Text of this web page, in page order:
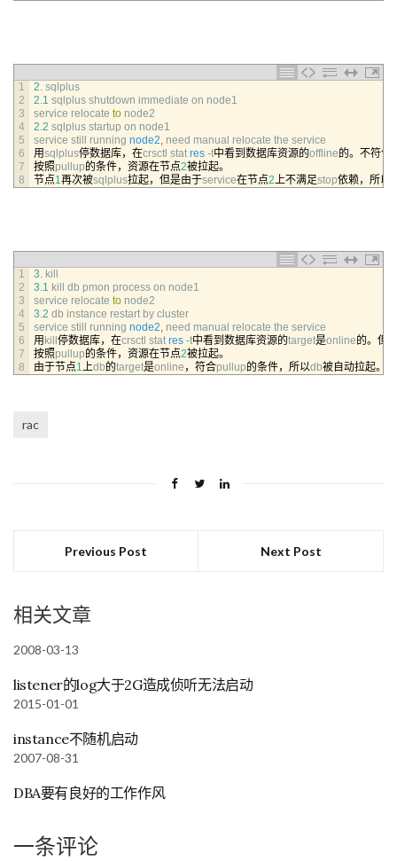
1
2
3
4
5
6
7
8
2. sqlplus
2.1 sqlplus shutdown immediate on node1
service relocate to node2
2.2 sqlplus startup on node1
service still running node2, need manual relocate the service
用sqlplus停数据库，在crsctl stat res -t中看到数据库资源的offline的。不符合
按照pullup的条件，资源在节点2被拉起。
节点1再次被sqlplus拉起，但是由于service在节点2上不满足stop依赖，所以
1
2
3
4
5
6
7
8
3. kill
3.1 kill db pmon process on node1
service relocate to node2
3.2 db instance restart by cluster
service still running node2, need manual relocate the service
用 kill 停数据库，在crsctl stat res -t中看到数据库资源的target是online的。但
按照pullup的条件，资源在节点2被拉起。
由于节点1上db的target是online ，符合pullup的条件，所以db被自动拉起。
rac
Previous Post Next Post
相关文章
2008-03-13
listener的log大于2G造成侦听无法启动
2015-01-01
instance不随机启动
2007-08-31
DBA要有良好的工作作风
一条评论